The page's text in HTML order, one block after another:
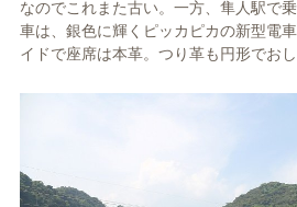
なのでこれまた古い。一方、隼人駅で
車は、銀色に輝くピッカピカの新型電
イドで座席は本革。つり革も円形でお